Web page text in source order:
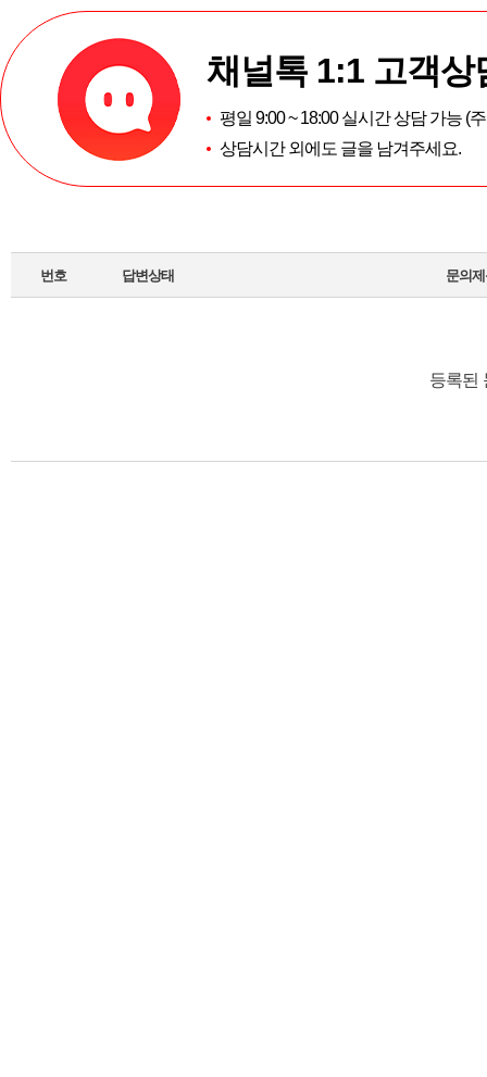
채널톡 1:1 고객상
평일 9:00 ~ 18:00 실시간 상담 가능 (
상담시간 외에도 글을 남겨주세요.
번호 답변상태 문의
등록된